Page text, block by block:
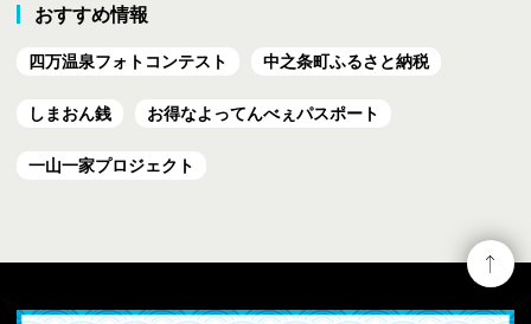
おすすめ情報
四万温泉フォトコンテスト 中之条町ふるさと納税
しまおん銭 お得なよってんべぇパスポート
一山一家プロジェクト